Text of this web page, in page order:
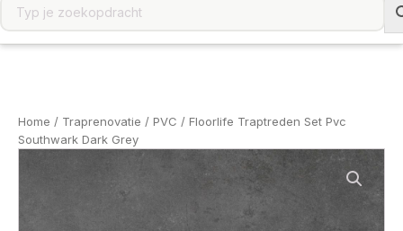
Home / Traprenovatie / PVC / Floorlife Traptreden Set Pvc
Southwark Dark Grey